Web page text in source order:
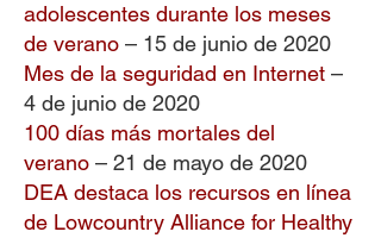
adolescentes durante los meses
de verano – 15 de junio de 2020
Mes de la seguridad en Internet –
4 de junio de 2020
100 días más mortales del
verano – 21 de mayo de 2020
DEA destaca los recursos en línea
de Lowcountry Alliance for Healthy